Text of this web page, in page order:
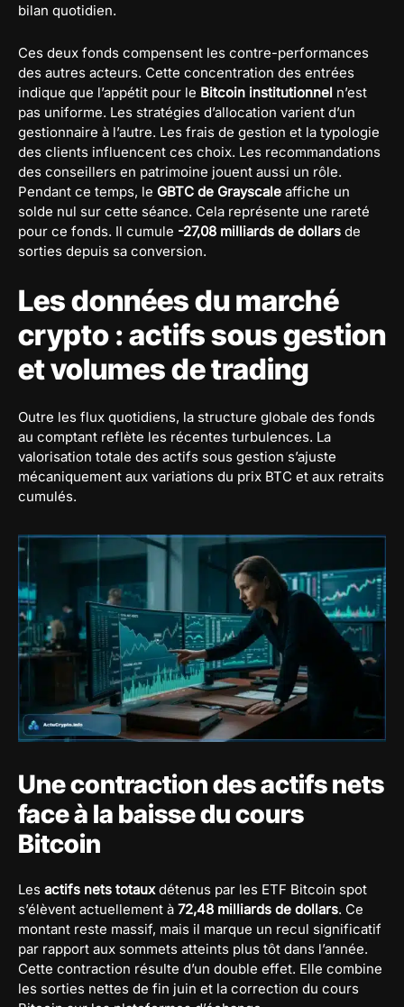
bilan quotidien.
Ces deux fonds compensent les contre-performances
des autres acteurs. Cette concentration des entrées
indique que l’appétit pour le Bitcoin institutionnel n’est
pas uniforme. Les stratégies d’allocation varient d’un
gestionnaire à l’autre. Les frais de gestion et la typologie
des clients influencent ces choix. Les recommandations
des conseillers en patrimoine jouent aussi un rôle.
Pendant ce temps, le GBTC de Grayscale affiche un
solde nul sur cette séance. Cela représente une rareté
pour ce fonds. Il cumule -27,08 milliards de dollars de
sorties depuis sa conversion.
Les données du marché
crypto : actifs sous gestion
et volumes de trading
Outre les flux quotidiens, la structure globale des fonds
au comptant reflète les récentes turbulences. La
valorisation totale des actifs sous gestion s’ajuste
mécaniquement aux variations du prix BTC et aux retraits
cumulés.
Une contraction des actifs nets
face à la baisse du cours
Bitcoin
Les actifs nets totauxdétenus par les ETF Bitcoin spot
s’élèvent actuellement à 72,48 milliards de dollars. Ce
montant reste massif, mais il marque un recul significatif
par rapport aux sommets atteints plus tôt dans l’année.
Cette contraction résulte d’un double effet. Elle combine
les sorties nettes de fin juin et la correction du cours